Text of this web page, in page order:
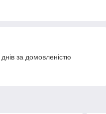
за домовленістю